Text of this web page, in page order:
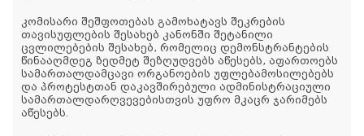
კომისარი შეშფოთებას გამოხატავს შეკრების
თავისუფლების შესახებ კანონში შეტანილი
ცვლილებების შესახებ, რომელიც დემონსტრანტების
წინააღმდეგ ზედმეტ შეზღუდვებს აწესებს, აფართოებს
სამართალდამცავი ორგანოების უფლებამოსილებებს
და პროტესტთან დაკავშირებული ადმინისტრაციული
სამართალდარღვევებისთვის უფრო მკაცრ ჯარიმებს
აწესებს.